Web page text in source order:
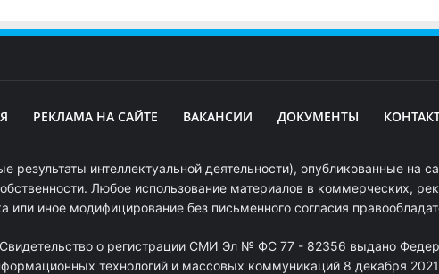
РЕКЛАМА НА САЙТЕ ВАКАНСИИ ДОКУМЕНТЫ
интеллектуальной деятельности), опубликованные на
Любое использование материалов в коммерческих,
или иное модифицирование без письменного согласия
о регистрации СМИ Эл № ФС 77 - 82356 выдано
технологий и массовых коммуникаций 8 декабря 2021